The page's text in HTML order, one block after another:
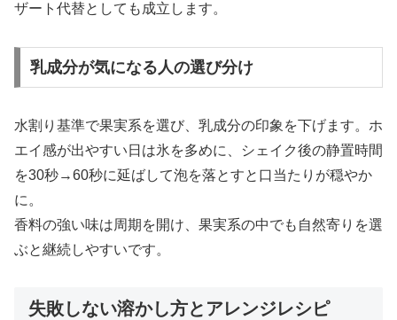
ザート代替としても成立します。
乳成分が気になる人の選び分け
水割り基準で果実系を選び、乳成分の印象を下げます。ホ
エイ感が出やすい日は氷を多めに、シェイク後の静置時間
を30秒→60秒に延ばして泡を落とすと口当たりが穏やか
に。
香料の強い味は周期を開け、果実系の中でも自然寄りを選
ぶと継続しやすいです。
失敗しない溶かし方とアレンジレシピ